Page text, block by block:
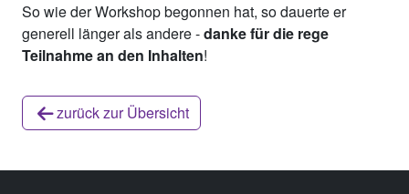
So wie der Workshop begonnen hat, so dauerte er
generell länger als andere -danke für die rege
Teilnahme an den Inhalten!
zurück zur Übersicht